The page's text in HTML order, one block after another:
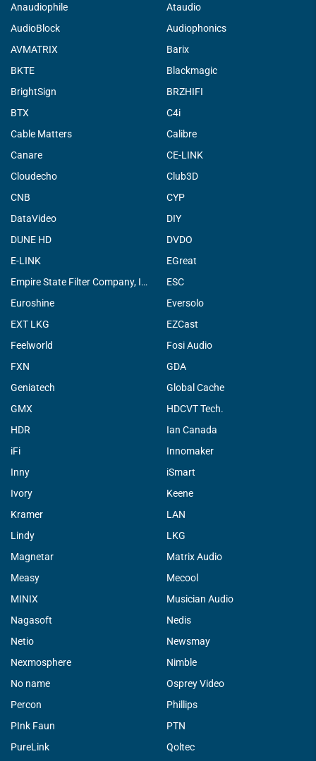
Anaudiophile
Ataudio
AudioBlock
Audiophonics
AVMATRIX
Barix
BKTE
Blackmagic
BrightSign
BRZHIFI
BTX
C4i
Cable Matters
Calibre
Canare
CE-LINK
Cloudecho
Club3D
CNB
CYP
DataVideo
DIY
DUNE HD
DVDO
E-LINK
EGreat
Empire State Filter Company, INC.
ESC
Euroshine
Eversolo
EXT LKG
EZCast
Feelworld
Fosi Audio
FXN
GDA
Geniatech
Global Cache
GMX
HDCVT Tech.
HDR
Ian Canada
iFi
Innomaker
Inny
iSmart
Ivory
Keene
Kramer
LAN
Lindy
LKG
Magnetar
Matrix Audio
Measy
Mecool
MINIX
Musician Audio
Nagasoft
Nedis
Netio
Newsmay
Nexmosphere
Nimble
No name
Osprey Video
Percon
Phillips
PInk Faun
PTN
PureLink
Qoltec